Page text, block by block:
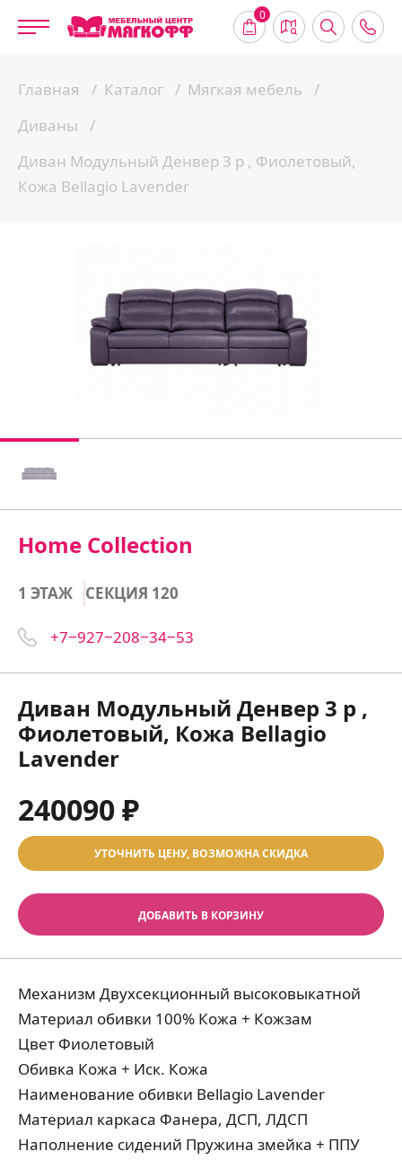
0
Главная Каталог
Мягкая мебель
Диваны
Диван Модульный Денвер 3 р , Фиолетовый,
Кожа Bellagio Lavender
Home Collection
1 ЭТАЖ СЕКЦИЯ 120
+7‒927‒208‒34‒53
Диван Модульный Денвер 3 р ,
Фиолетовый, Кожа Bellagio
Lavender
240090 ₽
УТОЧНИТЬ ЦЕНУ, ВОЗМОЖНА СКИДКА
ДОБАВИТЬ В КОРЗИНУ
Механизм Двухсекционный высоковыкатной
Материал обивки 100% Кожа + Кожзам
Цвет Фиолетовый
Обивка Кожа + Иск. Кожа
Наименование обивки Bellagio Lavender
Материал каркаса Фанера, ДСП, ЛДСП
Наполнение сидений Пружина змейка + ППУ